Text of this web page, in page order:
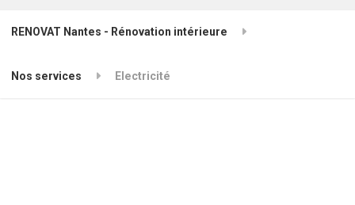
RENOVAT Nantes - Rénovation intérieure
Nos services Electricité